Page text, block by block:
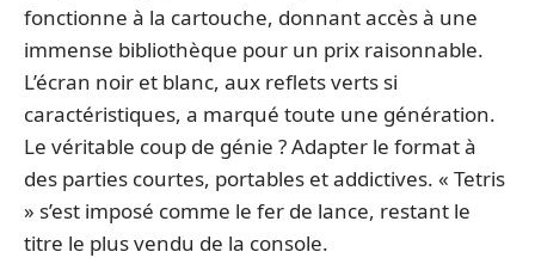
fonctionne à la cartouche, donnant accès à une
immense bibliothèque pour un prix raisonnable.
L’écran noir et blanc, aux reflets verts si
caractéristiques, a marqué toute une génération.
Le véritable coup de génie ? Adapter le format à
des parties courtes, portables et addictives. « Tetris
» s’est imposé comme le fer de lance, restant le
titre le plus vendu de la console.